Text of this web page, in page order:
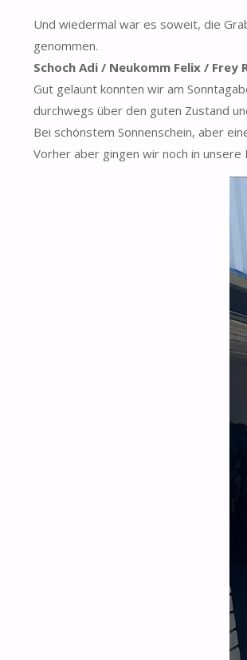
Und wiedermal war es soweit, die
genommen.
Schoch Adi / Neukomm Felix /
Gut gelaunt konnten wir am
durchwegs über den guten Zustand
Bei schönstem Sonnenschein, aber
Vorher aber gingen wir noch in